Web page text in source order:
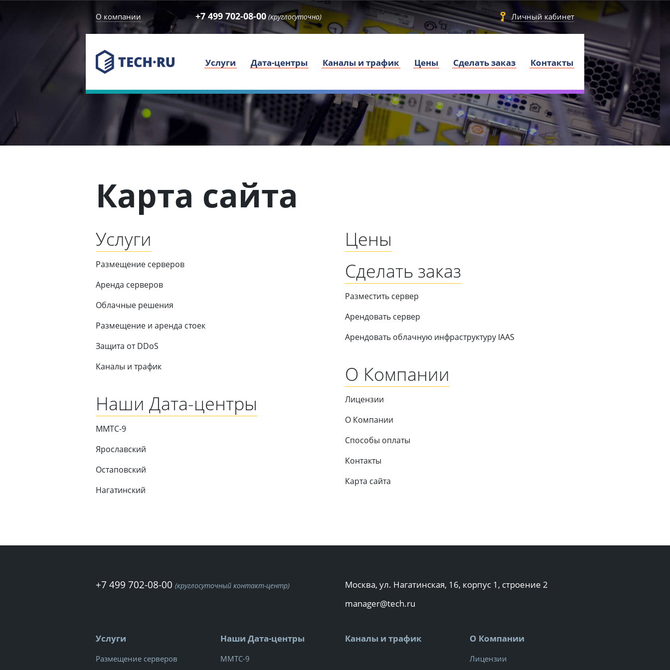
О компании Личный кабинет
+7 499 702-08-00 (круглосуточно)
Услуги Дата-центры Каналы и трафик Цены Сделать заказ Контакты
Карта сайта
Услуги
Размещение серверов
Аренда серверов
Облачные решения
Размещение и аренда стоек
Защита от DDoS
Каналы и трафик
Наши Дата-центры
ММТС-9
Ярославский
Остаповский
Нагатинский
Цены
Сделать заказ
Разместить сервер
Арендовать сервер
Арендовать облачную инфраструктуру IAAS
О Компании
Лицензии
О Компании
Способы оплаты
Контакты
Карта сайта
+7 499 702-08-00 (круглосуточный контакт-центр)
Москва, ул. Нагатинская, 16, корпус 1, строение 2
manager@tech.ru
Услуги
Размещение серверов
Наши Дата-центры
ММТС-9
Каналы и трафик О Компании
Лицензии